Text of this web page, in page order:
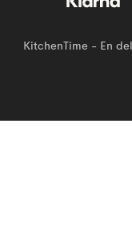
KitchenTime - En